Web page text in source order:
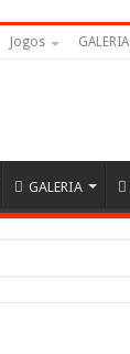
Jogos GALERIA
GALERIA